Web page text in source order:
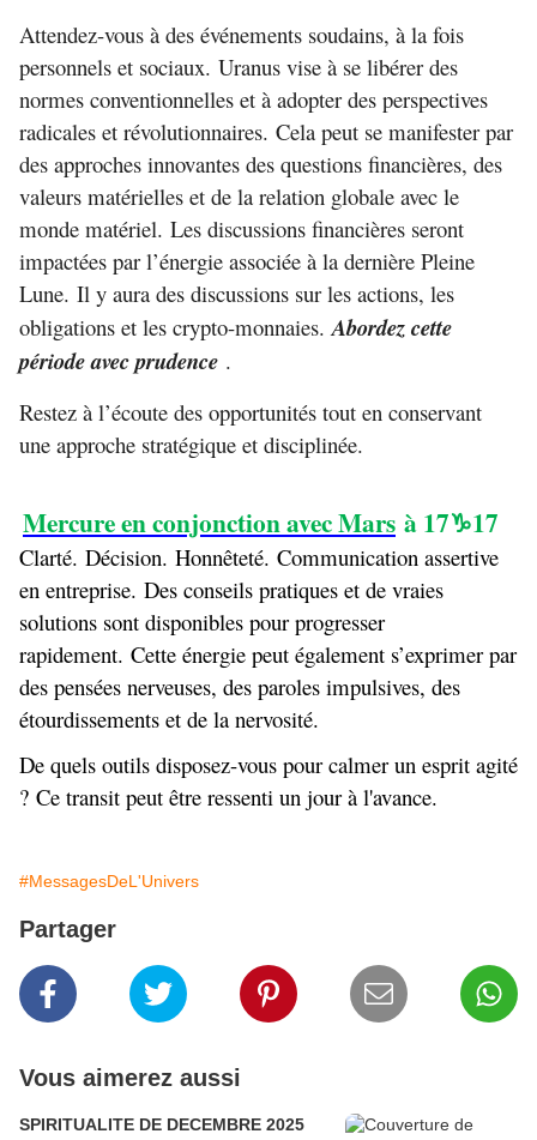
Attendez-vous à des événements soudains, à la fois
personnels et sociaux. Uranus vise à se libérer des
normes conventionnelles et à adopter des perspectives
radicales et révolutionnaires. Cela peut se manifester par
des approches innovantes des questions financières, des
valeurs matérielles et de la relation globale avec le
monde matériel. Les discussions financières seront
impactées par l’énergie associée à la dernière Pleine
Lune. Il y aura des discussions sur les actions, les
obligations et les crypto-monnaies.Abordez cette
période avec prudence .
Restez à l’écoute des opportunités tout en conservant
une approche stratégique et disciplinée.
Mercure en conjonction avec Mars à 17♑17
Clarté. Décision. Honnêteté. Communication assertive
en entreprise. Des conseils pratiques et de vraies
solutions sont disponibles pour progresser
rapidement. Cette énergie peut également s’exprimer par
des pensées nerveuses, des paroles impulsives, des
étourdissements et de la nervosité.
De quels outils disposez-vous pour calmer un esprit agité
? Ce transit peut être ressenti un jour à l'avance.
#MessagesDeL'Univers
Partager
Vous aimerez aussi
SPIRITUALITE DE DECEMBRE 2025